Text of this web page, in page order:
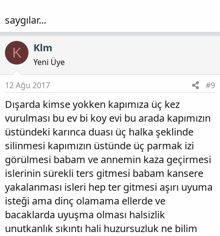
saygılar...
K Klm
Yeni Üye
12 Ağu 2017 #9
Dışarda kimse yokken kapımıza üç kez
vurulması bu ev bi koy evi bu arada kapımızın
üstündeki karınca duası üç halka şeklinde
silinmesi kapımızın üstünde üç parmak izi
görülmesi babam ve annemin kaza geçirmesi
islerinin sürekli ters gitmesi babam kansere
yakalanması isleri hep ter gitmesi aşırı uyuma
isteği ama dinç olamama ellerde ve
bacaklarda uyuşma olması halsizlik
unutkanlık sıkıntı hali huzursuzluk ne bilim